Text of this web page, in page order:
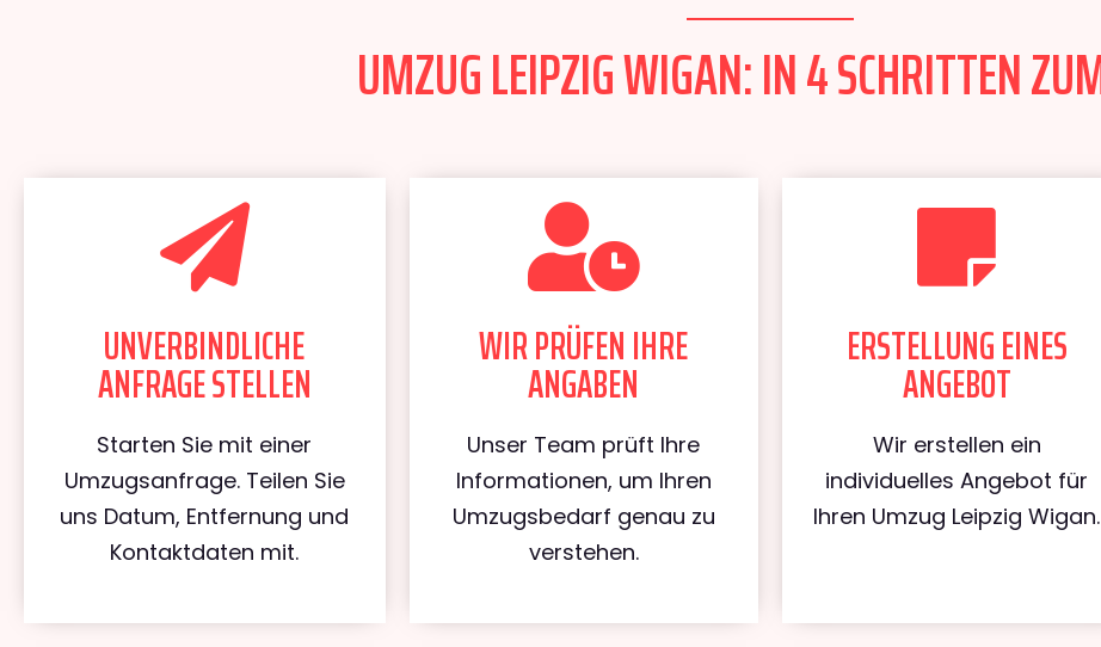
UMZUG LEIPZIG WIGAN: IN 4 SCHRITTEN
UNVERBINDLICHE
ANFRAGE STELLEN
Starten Sie mit einer
Umzugsanfrage. Teilen Sie
uns Datum, Entfernung und
Kontaktdaten mit.
WIR PRÜFEN IHRE
ANGABEN
Unser Team prüft Ihre
Informationen, um Ihren
Umzugsbedarf genau zu
verstehen.
ERSTELLUNG EINES
ANGEBOT
Wir erstellen ein
individuelles Angebot für
Ihren Umzug Leipzig Wigan.